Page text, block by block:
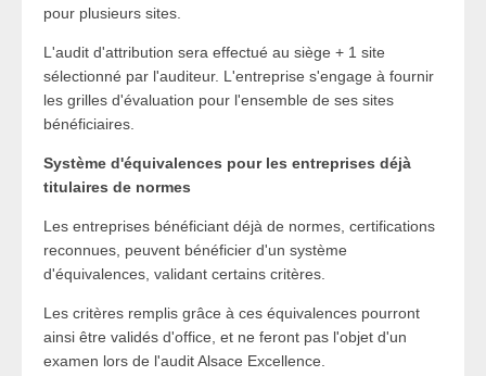
pour plusieurs sites.
L'audit d'attribution sera effectué au siège + 1 site
sélectionné par l'auditeur. L'entreprise s'engage à fournir
les grilles d'évaluation pour l'ensemble de ses sites
bénéficiaires.
Système d'équivalences pour les entreprises déjà
titulaires de normes
Les entreprises bénéficiant déjà de normes, certifications
reconnues, peuvent bénéficier d'un système
d'équivalences, validant certains critères.
Les critères remplis grâce à ces équivalences pourront
ainsi être validés d'office, et ne feront pas l'objet d'un
examen lors de l'audit Alsace Excellence.